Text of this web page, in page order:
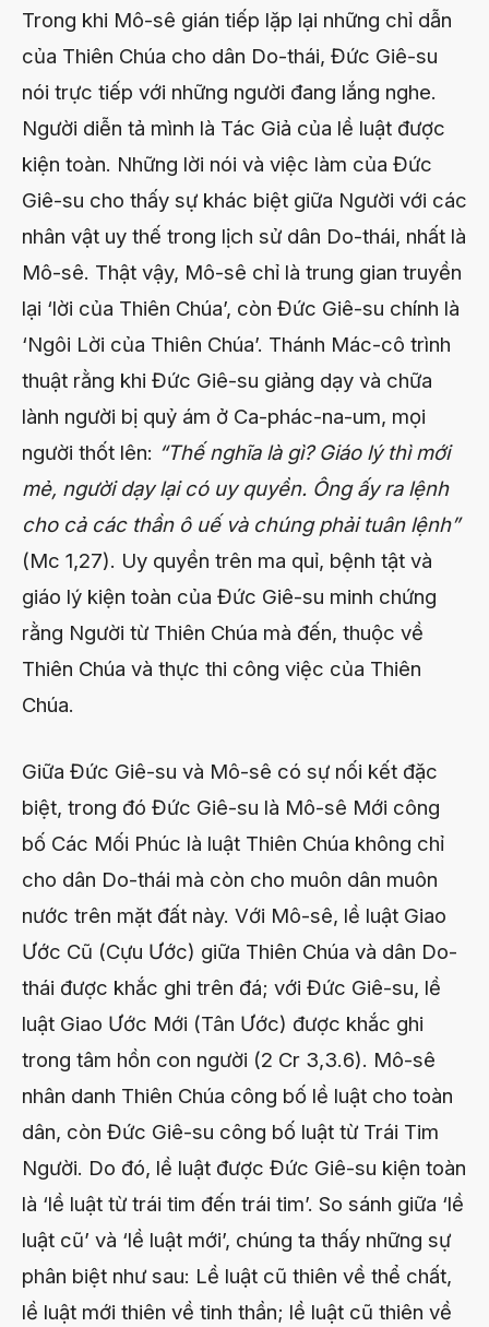
Trong khi Mô-sê gián tiếp lặp lại những chỉ dẫn
của Thiên Chúa cho dân Do-thái, Đức Giê-su
nói trực tiếp với những người đang lắng nghe.
Người diễn tả mình là Tác Giả của lề luật được
kiện toàn. Những lời nói và việc làm của Đức
Giê-su cho thấy sự khác biệt giữa Người với các
nhân vật uy thế trong lịch sử dân Do-thái, nhất là
Mô-sê. Thật vậy, Mô-sê chỉ là trung gian truyền
lại ‘lời của Thiên Chúa’, còn Đức Giê-su chính là
‘Ngôi Lời của Thiên Chúa’. Thánh Mác-cô trình
thuật rằng khi Đức Giê-su giảng dạy và chữa
lành người bị quỷ ám ở Ca-phác-na-um, mọi
người thốt lên: “Thế nghĩa là gì? Giáo lý thì mới
mẻ, người dạy lại có uy quyền. Ông ấy ra lệnh
cho cả các thần ô uế và chúng phải tuân lệnh”
(Mc 1,27). Uy quyền trên ma quỉ, bệnh tật và
giáo lý kiện toàn của Đức Giê-su minh chứng
rằng Người từ Thiên Chúa mà đến, thuộc về
Thiên Chúa và thực thi công việc của Thiên
Chúa.
Giữa Đức Giê-su và Mô-sê có sự nối kết đặc
biệt, trong đó Đức Giê-su là Mô-sê Mới công
bố Các Mối Phúc là luật Thiên Chúa không chỉ
cho dân Do-thái mà còn cho muôn dân muôn
nước trên mặt đất này. Với Mô-sê, lề luật Giao
Ước Cũ (Cựu Ước) giữa Thiên Chúa và dân Do-
thái được khắc ghi trên đá; với Đức Giê-su, lề
luật Giao Ước Mới (Tân Ước) được khắc ghi
trong tâm hồn con người (2 Cr 3,3.6). Mô-sê
nhân danh Thiên Chúa công bố lề luật cho toàn
dân, còn Đức Giê-su công bố luật từ Trái Tim
Người. Do đó, lề luật được Đức Giê-su kiện toàn
là ‘lề luật từ trái tim đến trái tim’. So sánh giữa ‘lề
luật cũ’ và ‘lề luật mới’, chúng ta thấy những sự
phân biệt như sau: Lề luật cũ thiên về thể chất,
lề luật mới thiên về tinh thần; lề luật cũ thiên về